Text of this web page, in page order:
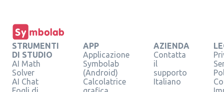
STRUMENTI
DI STUDIO
AI Math
Solver
AI Chat
APP
Applicazione
Symbolab
(Android)
Calcolatrice
AZIENDA
Contatta
il
supporto
Italiano